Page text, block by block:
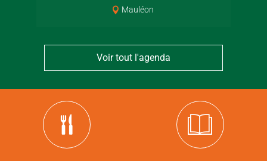
Mauléon
Voir tout l'agenda